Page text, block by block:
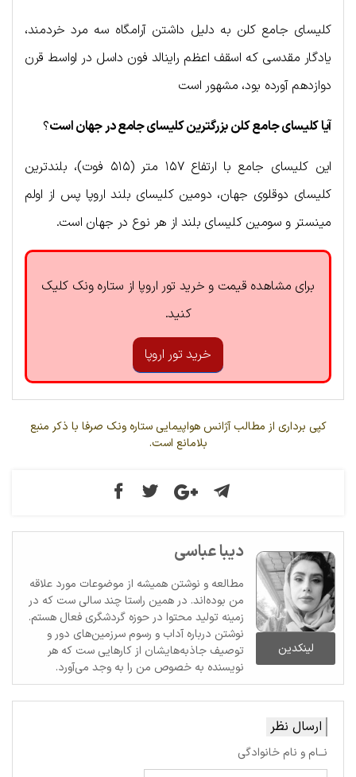
کلیسای جامع کلن به دلیل داشتن آرامگاه سه مرد خردمند،
یادگار مقدسی که اسقف اعظم راینالد فون داسل در اواسط قرن
دوازدهم آورده بود، مشهور است
آیا کلیسای جامع کلن بزرگترین کلیسای جامع در جهان است؟
این کلیسای جامع با ارتفاع ۱۵۷ متر (۵۱۵ فوت)، بلندترین
کلیسای دوقلوی جهان، دومین کلیسای بلند اروپا پس از اولم
مینستر و سومین کلیسای بلند از هر نوع در جهان است.
برای مشاهده قیمت و خرید تور اروپا از ستاره ونک کلیک
کنید.
خرید تور اروپا
کپی برداری از مطالب آژانس هواپیمایی ستاره ونک صرفا با ذکر منبع
بلامانع است.
لینکدین
دیبا عباسی
مطالعه و نوشتن همیشه از موضوعات مورد علاقه
من بوده‌اند. در همین راستا چند سالی ست که در
زمینه تولید محتوا در حوزه گردشگری فعال هستم.
نوشتن درباره آداب و رسوم سرزمین‌های دور و
توصیف جاذبه‌هایشان از کارهایی ست که هر
نویسنده به خصوص من را به وجد می‌آورد.
ارسال نظر
نــام و نام خانوادگی